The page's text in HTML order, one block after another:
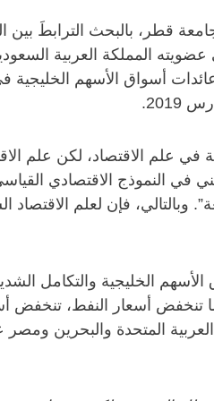
قطر، بالبحث الترابطَ
وهو تحالف أنشئ عام 1981 ويضم في
أسواق الأسهم
الاقتصاد، لكن علم
النموذج الاقتصادي
فإن لعلم الاقتصاد
الخليجية والتكامل
العربية المتحدة